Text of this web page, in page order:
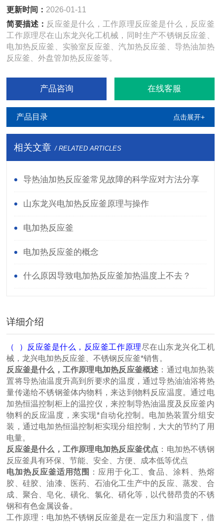
更新时间： 2026-01-11
简要描述： 反应釜是什么，工作原理反应釜是什么，反应釜
工作原理尽在山东龙兴化工机械，同时生产不锈钢反应釜、
电加热反应釜、实验室反应釜、汽加热反应釜、导热油加热
反应釜、外盘管加热反应釜等。
产品咨询 在线客服
产品目录 点击展开+
相关文章 / RELATED ARTICLES
导热油加热反应釜常见故障的科学应对方法分享
山东龙兴电加热反应釜原理与操作
电加热反应釜
电加热反应釜的概念
什么原因导致电加热反应釜加热温度上不去？
详细介绍
（ ）反应釜是什么，反应釜工作原理尽在山东龙兴化工机
械，龙兴电加热反应釜、不锈钢反应釜*销售。
反应釜是什么，工作原理电加热反应釜概述 ：通过电加热装
置将导热油温度升高到所要求的温度，通过导热油油浴将热
量传递给不锈钢釜体内物料，来达到物料反应温度。通过电
加热恒温控制柜上的温控仪，来控制导热油温度及反应釜内
物料的反应温度，来实现*自动化控制。电加热装置分组安
装，通过电加热恒温控制柜实现分组控制，大大的节约了用
电量。
反应釜是什么，工作原理电加热反应釜优点 ：电加热不锈钢
反应釜具有环保、节能、安全、方便、成本低等优点
电加热反应釜适用范围
：应用于化工、食品、涂料、热熔
胶、硅胶、油漆、医药、石油化工生产中的反应、蒸发、合
成、聚合、皂化、磺化、氯化、硝化等，以代替昂贵的不锈
钢和有色金属设备。
工作原理：电加热不锈钢反应釜是在一定压力和温度下，借